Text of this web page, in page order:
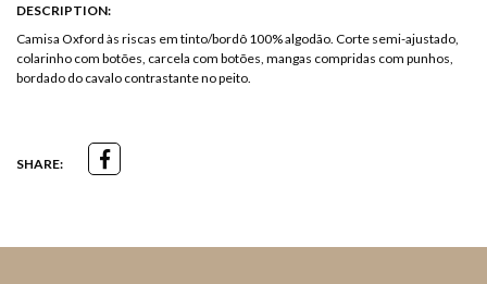
DESCRIPTION:
Camisa Oxford às riscas em tinto/bordô 100% algodão. Corte semi-ajustado,
colarinho com botões, carcela com botões, mangas compridas com punhos,
bordado do cavalo contrastante no peito.
SHARE: